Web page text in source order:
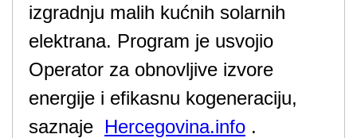
izgradnju malih kućnih solarnih
elektrana. Program je usvojio
Operator za obnovljive izvore
energije i efikasnu kogeneraciju,
saznaje Hercegovina.info .